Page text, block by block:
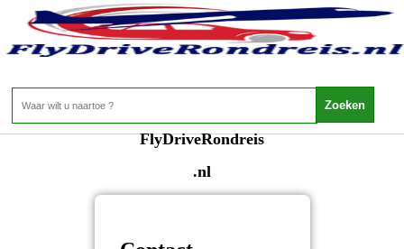
FlyDriveRondreis
.nl